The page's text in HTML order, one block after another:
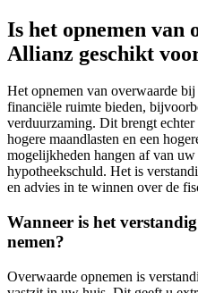
Is het opnemen van
Allianz geschikt
Het opnemen van overwaarde
financiële ruimte bieden,
verduurzaming. Dit brengt echter
hogere maandlasten en een
mogelijkheden hangen af van
hypotheekschuld. Het is
en advies in te winnen over de
Wanneer is het
nemen?
Overwaarde opnemen is